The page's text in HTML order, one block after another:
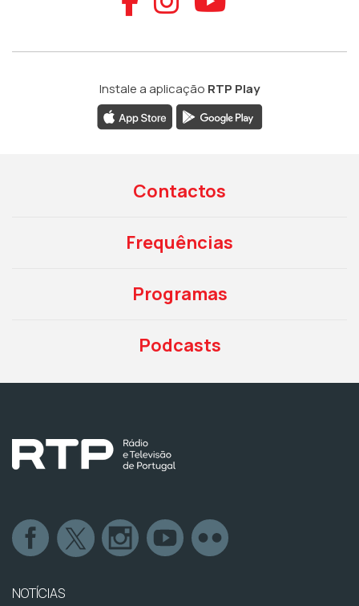
Instale a aplicação RTP Play
Contactos
Frequências
Programas
Podcasts
NOTÍCIAS